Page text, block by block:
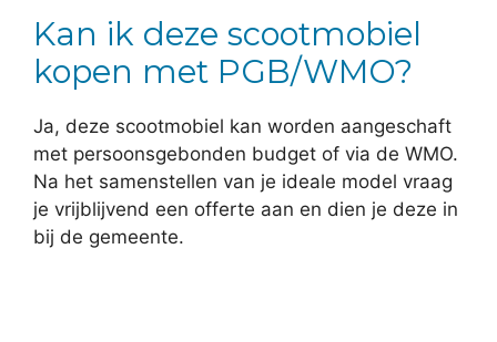
Kan ik deze scootmobiel
kopen met PGB/WMO?
Ja, deze scootmobiel kan worden aangeschaft
met persoonsgebonden budget of via de WMO.
Na het samenstellen van je ideale model vraag
je vrijblijvend een offerte aan en dien je deze in
bij de gemeente.